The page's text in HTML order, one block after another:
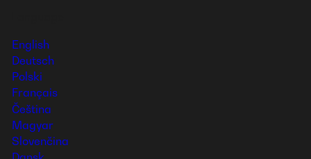
English
Deutsch
Polski
Français
Čeština
Magyar
Slovenčina